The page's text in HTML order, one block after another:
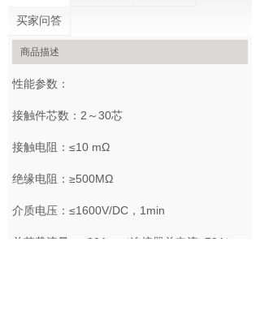
买家问答
商品描述
性能参数：
接触件芯数：2～30芯
接触电阻：≤10 mΩ
绝缘电阻：≥500MΩ
介质电压：≤1600V/DC，1min
单芯载流量：≤30A，（连接器总电流≤70A）